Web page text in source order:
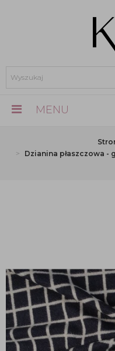
MENU
Dzianina płaszczowa -